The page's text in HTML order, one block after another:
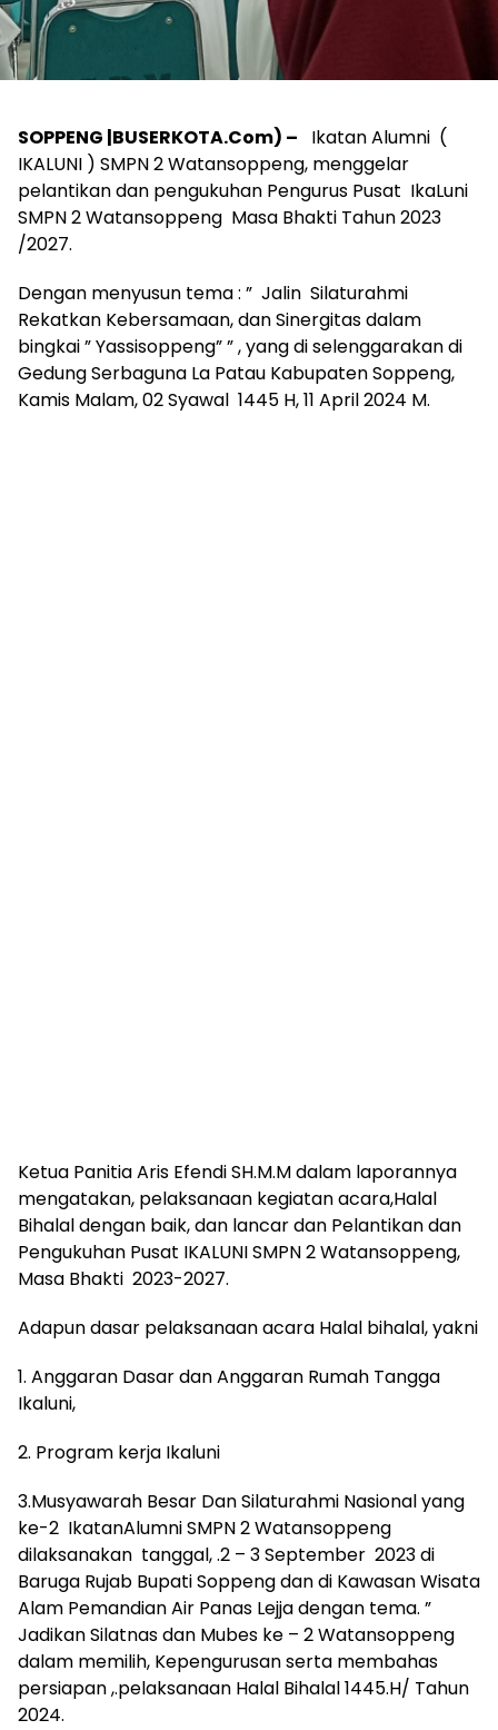
SOPPENG |BUSERKOTA.Com) – Ikatan Alumni (
IKALUNI ) SMPN 2 Watansoppeng, menggelar
pelantikan dan pengukuhan Pengurus Pusat IkaLuni
SMPN 2 Watansoppeng Masa Bhakti Tahun 2023
/2027.
Dengan menyusun tema : ” Jalin Silaturahmi
Rekatkan Kebersamaan, dan Sinergitas dalam
bingkai ” Yassisoppeng” ” , yang di selenggarakan di
Gedung Serbaguna La Patau Kabupaten Soppeng,
Kamis Malam, 02 Syawal 1445 H, 11 April 2024 M.
Ketua Panitia Aris Efendi SH.M.M dalam laporannya
mengatakan, pelaksanaan kegiatan acara,Halal
Bihalal dengan baik, dan lancar dan Pelantikan dan
Pengukuhan Pusat IKALUNI SMPN 2 Watansoppeng,
Masa Bhakti 2023-2027.
Adapun dasar pelaksanaan acara Halal bihalal, yakni
1. Anggaran Dasar dan Anggaran Rumah Tangga
Ikaluni,
2. Program kerja Ikaluni
3.Musyawarah Besar Dan Silaturahmi Nasional yang
ke-2 IkatanAlumni SMPN 2 Watansoppeng
dilaksanakan tanggal, .2 – 3 September 2023 di
Baruga Rujab Bupati Soppeng dan di Kawasan Wisata
Alam Pemandian Air Panas Lejja dengan tema. ”
Jadikan Silatnas dan Mubes ke – 2 Watansoppeng
dalam memilih, Kepengurusan serta membahas
persiapan ,.pelaksanaan Halal Bihalal 1445.H/ Tahun
2024.